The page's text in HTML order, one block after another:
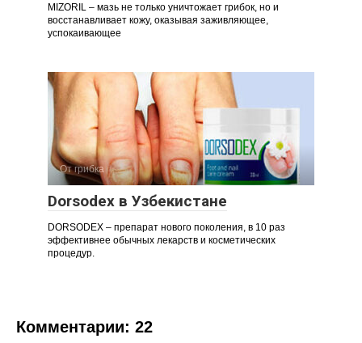
MIZORIL – мазь не только уничтожает грибок, но и
восстанавливает кожу, оказывая заживляющее,
успокаивающее
От грибка
Dorsodex в Узбекистане
DORSODEX – препарат нового поколения, в 10 раз
эффективнее обычных лекарств и косметических
процедур.
Комментарии: 22